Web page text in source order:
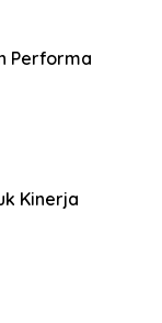
Performa
Kinerja